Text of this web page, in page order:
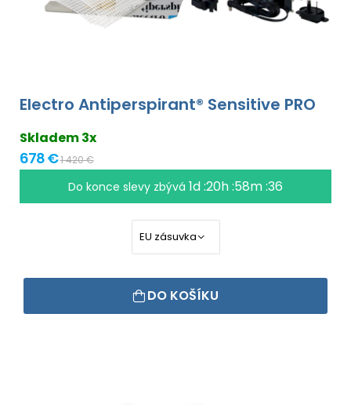
Electro Antiperspirant® Sensitive PRO
Skladem 3x
678 €1 420 €
Do konce slevy zbývá 1d :20h :58m :36
DO KOŠÍKU